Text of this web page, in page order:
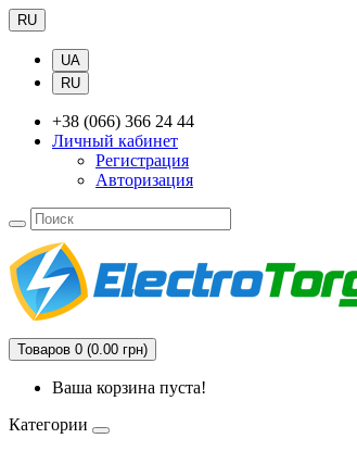
RU
UA
RU
+38 (066) 366 24 44
Личный кабинет
Регистрация
Авторизация
Товаров 0 (0.00 грн)
Ваша корзина пуста!
Категории